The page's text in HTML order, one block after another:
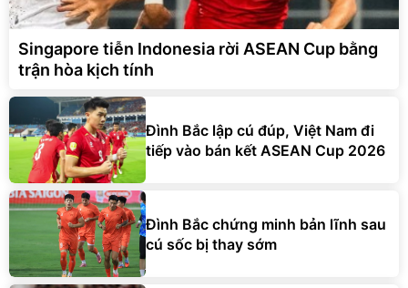
Singapore tiễn Indonesia rời ASEAN Cup bằng
trận hòa kịch tính
Đình Bắc lập cú đúp, Việt Nam đi
tiếp vào bán kết ASEAN Cup 2026
Đình Bắc chứng minh bản lĩnh sau
cú sốc bị thay sớm